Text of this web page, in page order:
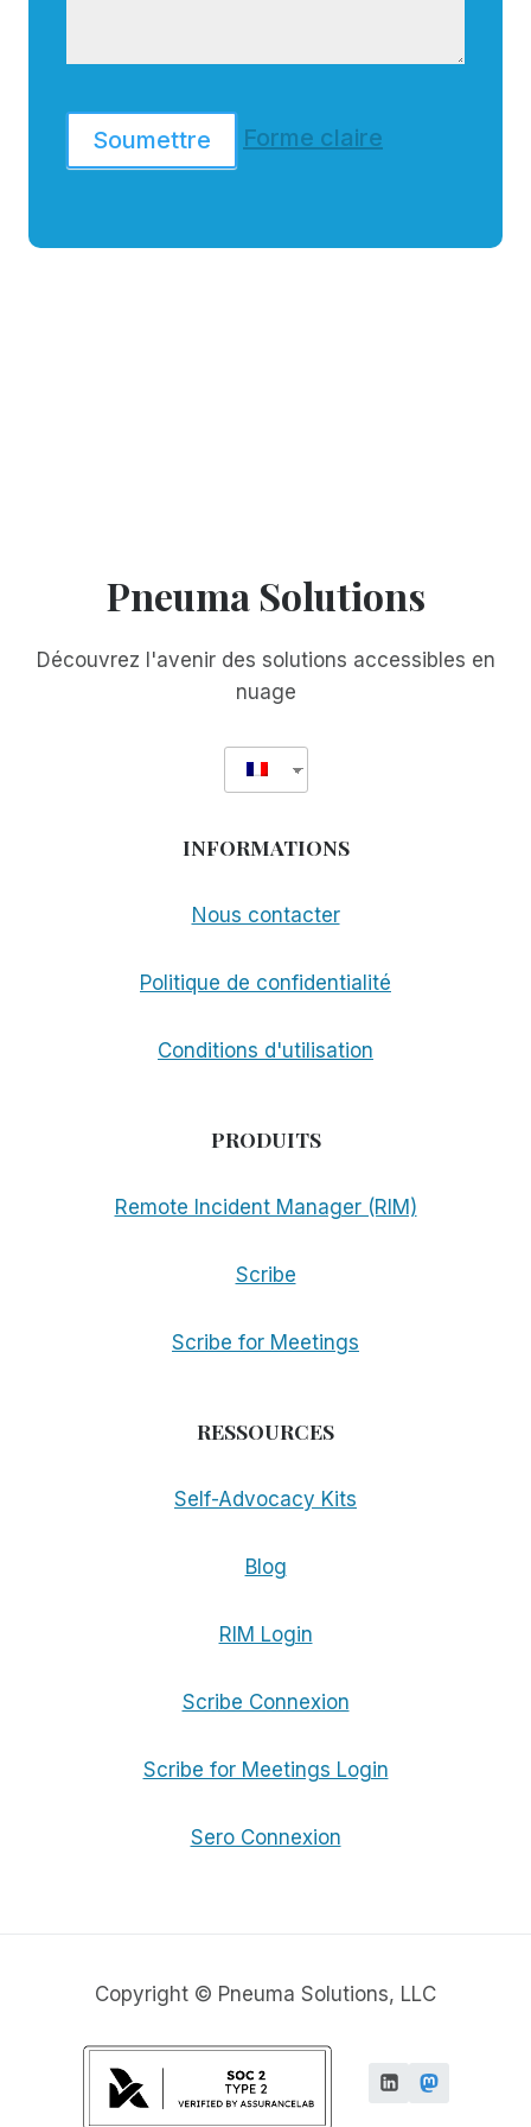
Soumettre Forme claire
Pneuma Solutions
Découvrez l'avenir des solutions accessibles en
nuage
INFORMATIONS
Nous contacter
Politique de confidentialité
Conditions d'utilisation
PRODUITS
Remote Incident Manager (RIM)
Scribe
Scribe for Meetings
RESSOURCES
Self-Advocacy Kits
Blog
RIM Login
Scribe Connexion
Scribe for Meetings Login
Sero Connexion
Copyright © Pneuma Solutions, LLC